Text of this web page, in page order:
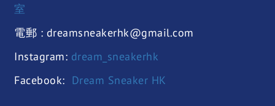
室
電郵 : dreamsneakerhk@gmail.com
Instagram: dream_sneakerhk
Facebook: Dream Sneaker HK